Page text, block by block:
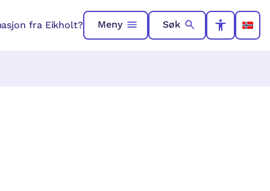
fra Eikholt? Meny Søk